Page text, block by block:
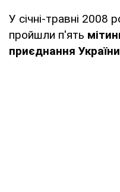
У січні-травні 2008
пройшли п'ять
приєднання